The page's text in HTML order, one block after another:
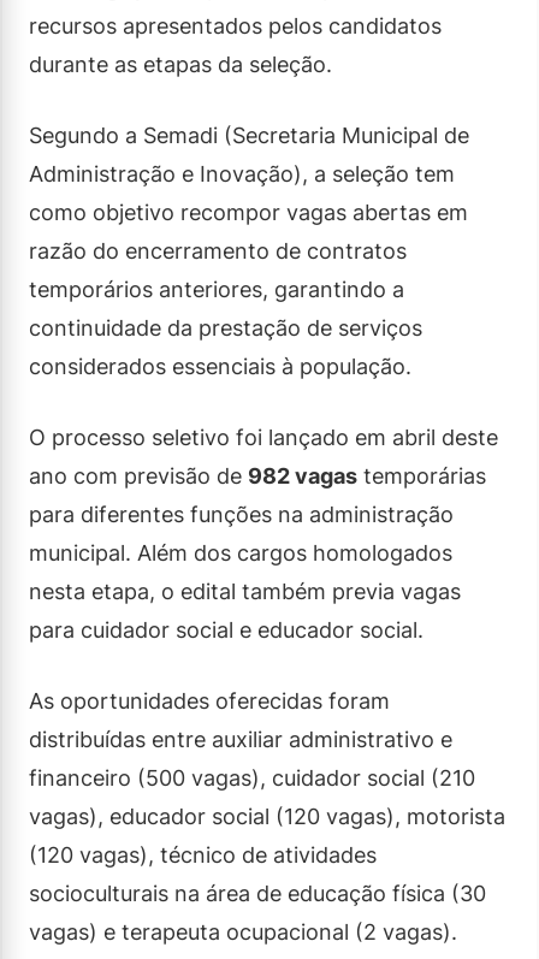
recursos apresentados pelos candidatos
durante as etapas da seleção.
Segundo a Semadi (Secretaria Municipal de
Administração e Inovação), a seleção tem
como objetivo recompor vagas abertas em
razão do encerramento de contratos
temporários anteriores, garantindo a
continuidade da prestação de serviços
considerados essenciais à população.
O processo seletivo foi lançado em abril deste
ano com previsão de 982 vagas temporárias
para diferentes funções na administração
municipal. Além dos cargos homologados
nesta etapa, o edital também previa vagas
para cuidador social e educador social.
As oportunidades oferecidas foram
distribuídas entre auxiliar administrativo e
financeiro (500 vagas), cuidador social (210
vagas), educador social (120 vagas), motorista
(120 vagas), técnico de atividades
socioculturais na área de educação física (30
vagas) e terapeuta ocupacional (2 vagas).